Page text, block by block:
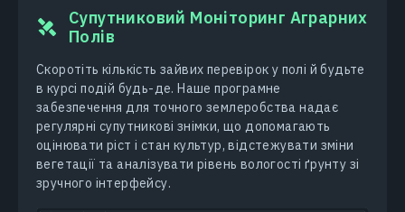
Супутниковий Моніторинг Аграрних
Полів
Скоротіть кількість зайвих перевірок у полі й будьте
в курсі подій будь-де. Наше програмне
забезпечення для точного землеробства надає
регулярні супутникові знімки, що допомагають
оцінювати ріст і стан культур, відстежувати зміни
вегетації та аналізувати рівень вологості ґрунту зі
зручного інтерфейсу.